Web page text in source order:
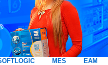
MES EAM